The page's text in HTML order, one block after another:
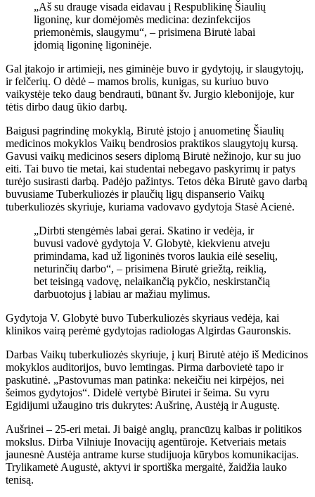
„Aš su drauge visada eidavau į Respublikinę Šiaulių
ligoninę, kur domėjomės medicina: dezinfekcijos
priemonėmis, slaugymu“, – prisimena Birutė labai
įdomią ligoninę ligoninėje.
Gal įtakojo ir artimieji, nes giminėje buvo ir gydytojų, ir slaugytojų,
ir felčerių. O dėdė – mamos brolis, kunigas, su kuriuo buvo
vaikystėje teko daug bendrauti, būnant šv. Jurgio klebonijoje, kur
tėtis dirbo daug ūkio darbų.
Baigusi pagrindinę mokyklą, Birutė įstojo į anuometinę Šiaulių
medicinos mokyklos Vaikų bendrosios praktikos slaugytojų kursą.
Gavusi vaikų medicinos sesers diplomą Birutė nežinojo, kur su juo
eiti. Tai buvo tie metai, kai studentai nebegavo paskyrimų ir patys
turėjo susirasti darbą. Padėjo pažintys. Tetos dėka Birutė gavo darbą
buvusiame Tuberkuliozės ir plaučių ligų dispanserio Vaikų
tuberkuliozės skyriuje, kuriama vadovavo gydytoja Stasė Acienė.
„Dirbti stengėmės labai gerai. Skatino ir vedėja, ir
buvusi vadovė gydytoja V. Globytė, kiekvienu atveju
primindama, kad už ligoninės tvoros laukia eilė seselių,
neturinčių darbo“, – prisimena Birutė griežtą, reiklią,
bet teisingą vadovę, nelaikančią pykčio, neskirstančią
darbuotojus į labiau ar mažiau mylimus.
Gydytoja V. Globytė buvo Tuberkuliozės skyriaus vedėja, kai
klinikos vairą perėmė gydytojas radiologas Algirdas Gauronskis.
Darbas Vaikų tuberkuliozės skyriuje, į kurį Birutė atėjo iš Medicinos
mokyklos auditorijos, buvo lemtingas. Pirma darbovietė tapo ir
paskutinė. „Pastovumas man patinka: nekeičiu nei kirpėjos, nei
šeimos gydytojos“. Didelė vertybė Birutei ir šeima. Su vyru
Egidijumi užaugino tris dukrytes: Aušrinę, Austėją ir Augustę.
Aušrinei – 25-eri metai. Ji baigė anglų, prancūzų kalbas ir politikos
mokslus. Dirba Vilniuje Inovacijų agentūroje. Ketveriais metais
jaunesnė Austėja antrame kurse studijuoja kūrybos komunikacijas.
Trylikametė Augustė, aktyvi ir sportiška mergaitė, žaidžia lauko
tenisą.